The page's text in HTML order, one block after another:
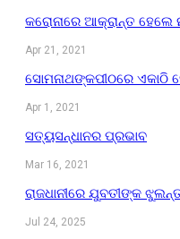
କରୋନାରେ ଆକ୍ରାନ୍ତ ହେଲେ
Apr 21, 2021
ସୋମନାଥଙ୍କପୀଠରେ ଏକାଠି
Apr 1, 2021
ସତ୍ୟସନ୍ଧାନର ପ୍ରଭାବ
Mar 16, 2021
ରାଜଧାନୀରେ ଯୁବତୀଙ୍କ
Jul 24, 2025